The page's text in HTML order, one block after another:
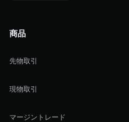
商品
先物取引
現物取引
マージントレード